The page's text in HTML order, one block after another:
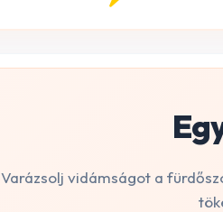
Varázsolj vidámságot a